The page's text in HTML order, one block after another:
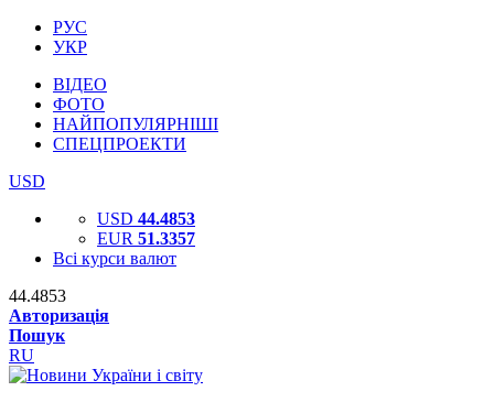
РУС
УКР
ВІДЕО
ФОТО
НАЙПОПУЛЯРНІШІ
СПЕЦПРОЕКТИ
USD
USD 44.4853
EUR 51.3357
Всі курси валют
44.4853
Авторизація
Пошук
RU